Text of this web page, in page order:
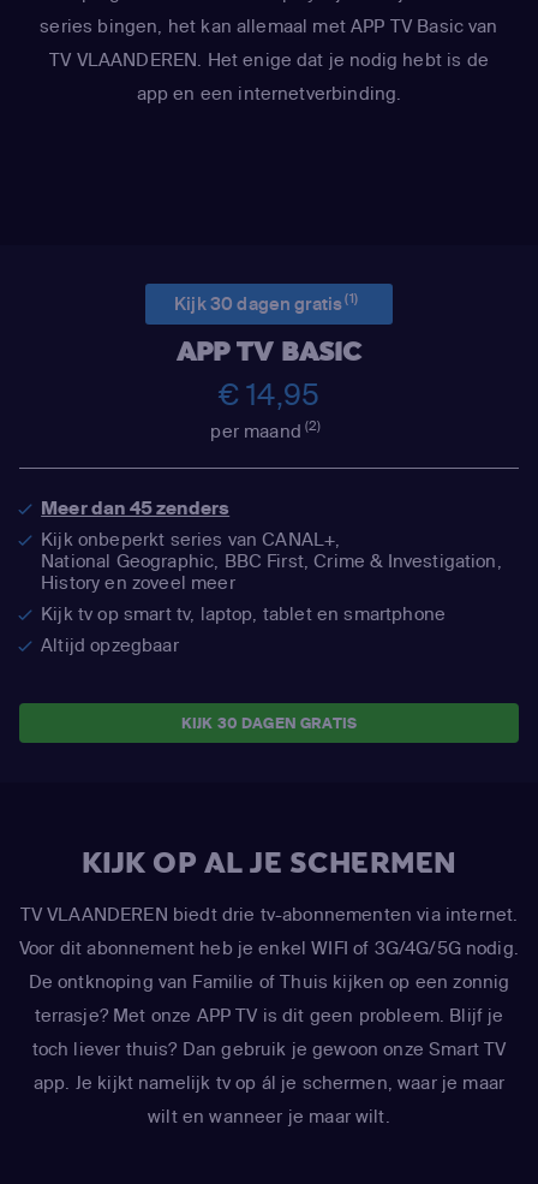
series bingen, het kan allemaal met APP TV Basic van
TV VLAANDEREN. Het enige dat je nodig hebt is de
app en een internetverbinding.
Kijk 30 dagen gratis(1)
APP TV BASIC
€ 14,95
per maand(2)
Meer dan 45 zenders
Kijk onbeperkt series van CANAL+,
National Geographic, BBC First, Crime & Investigation,
History en zoveel meer
Kijk tv op smart tv, laptop, tablet en smartphone
Altijd opzegbaar
KIJK 30 DAGEN GRATIS
KIJK OP AL JE SCHERMEN
TV VLAANDEREN biedt drie tv-abonnementen via internet.
Voor dit abonnement heb je enkel WIFI of 3G/4G/5G nodig.
De ontknoping van Familie of Thuis kijken op een zonnig
terrasje? Met onze APP TV is dit geen probleem. Blijf je
toch liever thuis? Dan gebruik je gewoon onze Smart TV
app. Je kijkt namelijk tv op ál je schermen, waar je maar
wilt en wanneer je maar wilt.